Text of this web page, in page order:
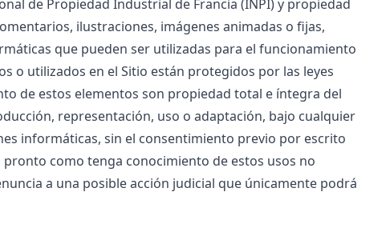
de Propiedad Industrial de Francia (INPI) y propiedad
ilustraciones, imágenes animadas o fijas,
que pueden ser utilizadas para el funcionamiento
o utilizados en el Sitio están protegidos por las leyes
de estos elementos son propiedad total e íntegra del
representación, uso o adaptación, bajo cualquier
informáticas, sin el consentimiento previo por escrito
como tenga conocimiento de estos usos no
a una posible acción judicial que únicamente podrá